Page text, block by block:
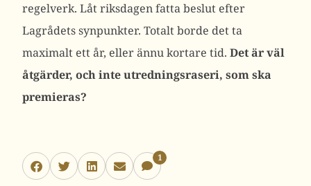
regelverk. Låt riksdagen fatta beslut efter
Lagrådets synpunkter. Totalt borde det ta
maximalt ett år, eller ännu kortare tid. Det är väl
åtgärder, och inte utredningsraseri, som ska
premieras?
1